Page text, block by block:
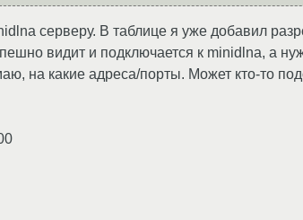
серверу. В таблице я уже добавил
видит и подключается к minidlna, а
на какие адреса/порты. Может кто-то